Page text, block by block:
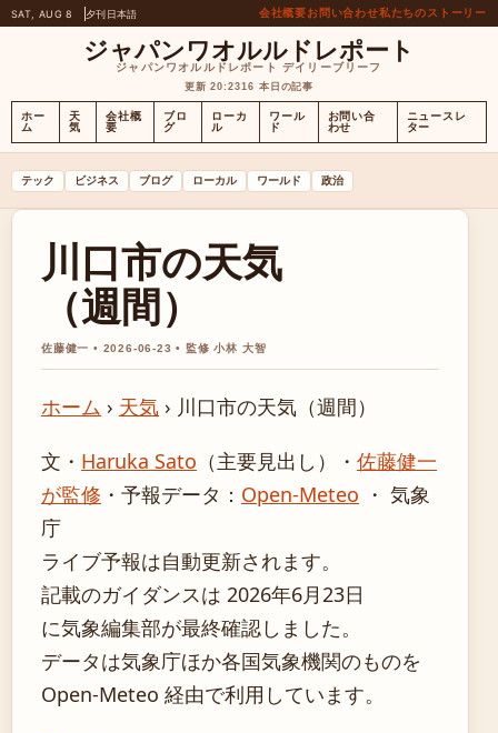
SAT, AUG 8 夕刊日本語 会社概要お問い合わせ私たちのストーリー
ジャパンワオルルドレポート
ジャパンワオルルドレポート デイリーブリーフ
更新 20:2316 本日の記事
ホー
ム
天
気
会社概
要
ブロ
グ
ローカ
ル
ワール
ド
お問い合
わせ
ニュースレ
ター
テック ビジネス ブログ ローカル ワールド 政治
川口市の天気
（週間）
佐藤健一 • 2026-06-23 • 監修 小林 大智
ホーム › 天気 › 川口市の天気（週間）
文・ Haruka Sato （主要見出し） ・ 佐藤健一
が監修 ・ 予報データ： Open-Meteo ・ 気象
庁
ライブ予報は自動更新されます。
記載のガイダンスは 2026年6月23日
に気象編集部が最終確認しました。
データは気象庁ほか各国気象機関のものを
Open-Meteo 経由で利用しています。